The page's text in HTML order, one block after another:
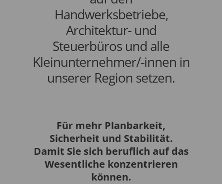
Handwerksbetriebe,
Architektur- und
Steuerbüros und alle
Kleinunternehmer/-innen in
unserer Region setzen.
Für mehr Planbarkeit,
Sicherheit und Stabilität.
Damit Sie sich beruflich auf das
Wesentliche konzentrieren
können.